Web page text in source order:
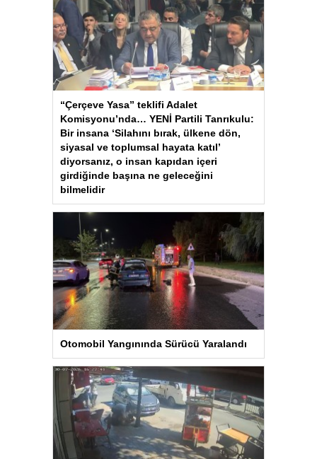
“Çerçeve Yasa” teklifi Adalet
Komisyonu’nda… YENİ Partili Tanrıkulu:
Bir insana ‘Silahını bırak, ülkene dön,
siyasal ve toplumsal hayata katıl’
diyorsanız, o insan kapıdan içeri
girdiğinde başına ne geleceğini
bilmelidir
Otomobil Yangınında Sürücü Yaralandı